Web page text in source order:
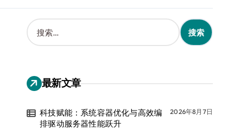
搜
索
：
最新文章
科技赋能：系统容器优化与高效编
排驱动服务器性能跃升
2026年8月7日